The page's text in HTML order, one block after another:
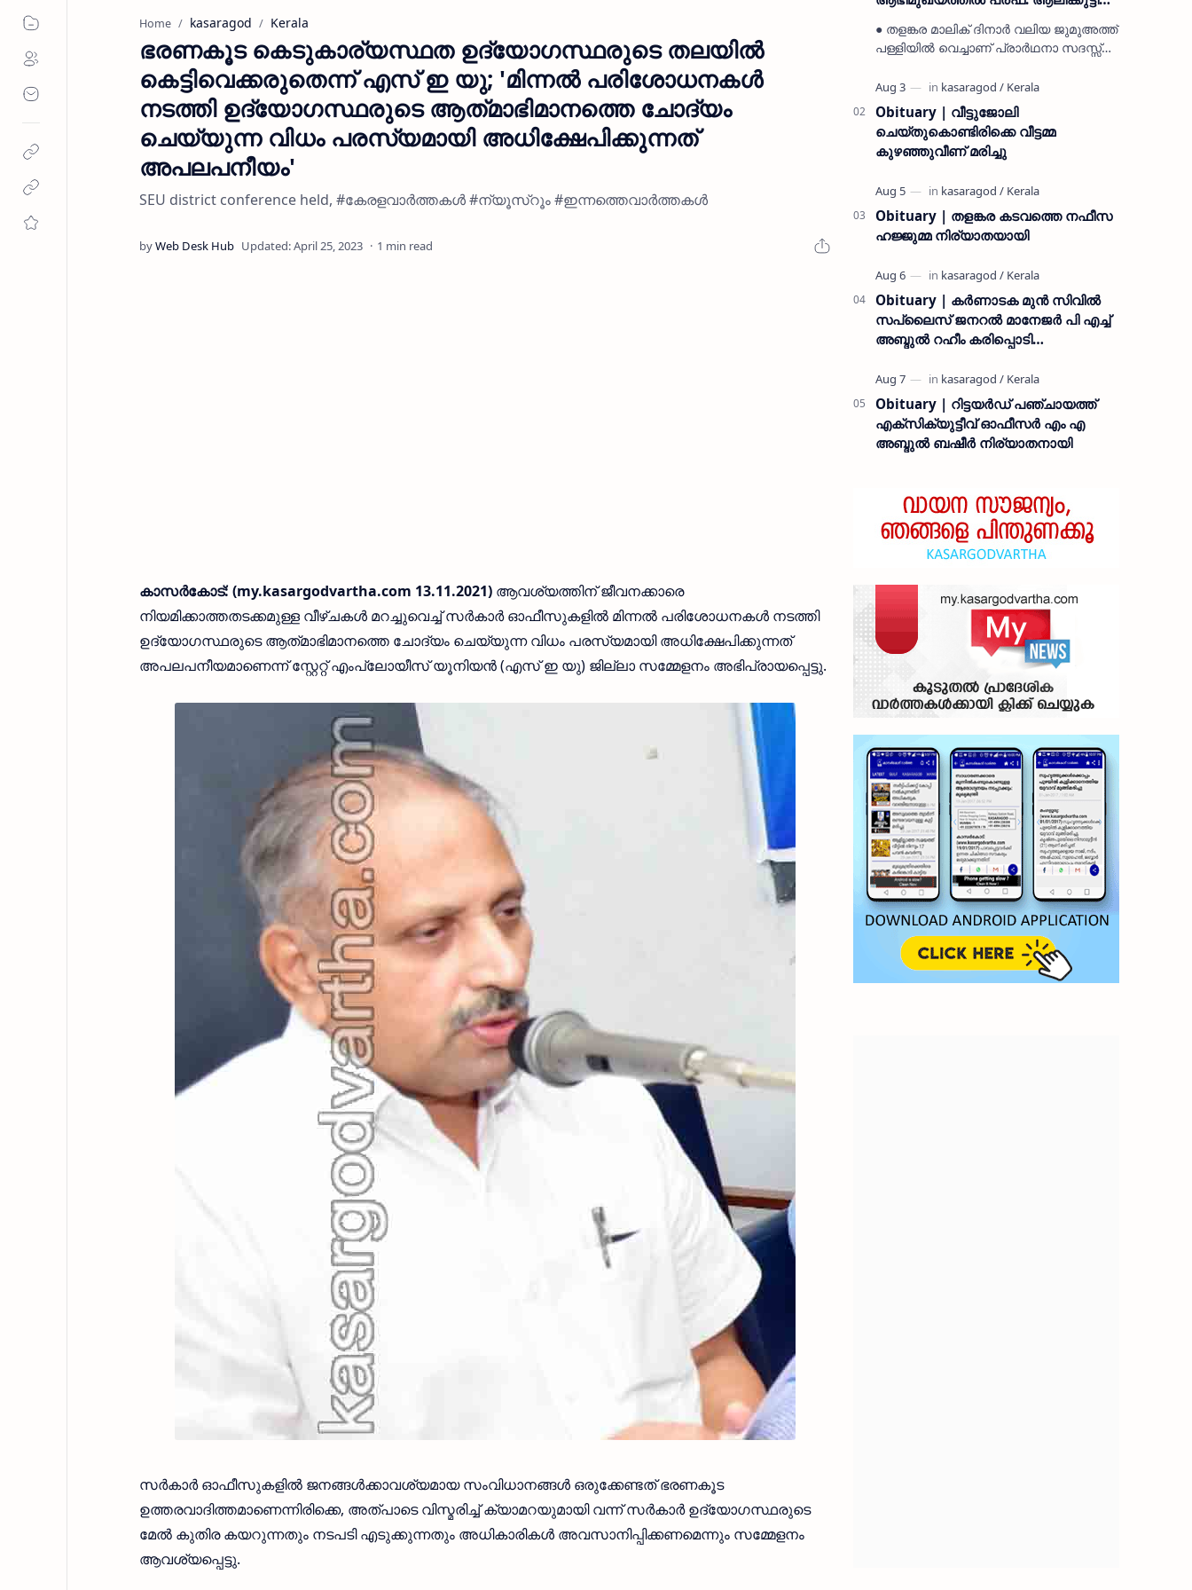
Home kasaragod Kerala
ഭരണകൂട കെടുകാര്യസ്ഥത ഉദ്യോഗസ്ഥരുടെ തലയിൽ
കെട്ടിവെക്കരുതെന്ന് എസ് ഇ യു; 'മിന്നൽ പരിശോധനകൾ
നടത്തി ഉദ്യോഗസ്ഥരുടെ ആത്‌മാഭിമാനത്തെ ചോദ്യം
ചെയ്യുന്ന വിധം പരസ്യമായി അധിക്ഷേപിക്കുന്നത്
അപലപനീയം'
SEU district conference held, #കേരളവാർത്തകൾ #ന്യൂസ്റൂം #ഇന്നത്തെവാർത്തകൾ
1 min read
കാസർകോട്: (my.kasargodvartha.com 13.11.2021) ആവശ്യത്തിന് ജീവനക്കാരെ
നിയമിക്കാത്തതടക്കമുള്ള വീഴ്ചകൾ മറച്ചുവെച്ച് സർകാർ ഓഫീസുകളിൽ മിന്നൽ പരിശോധനകൾ നടത്തി
ഉദ്യോഗസ്ഥരുടെ ആത്‌മാഭിമാനത്തെ ചോദ്യം ചെയ്യുന്ന വിധം പരസ്യമായി അധിക്ഷേപിക്കുന്നത്
അപലപനീയമാണെന്ന് സ്റ്റേറ്റ് എംപ്ലോയീസ് യൂനിയൻ (എസ് ഇ യു) ജില്ലാ സമ്മേളനം അഭിപ്രായപ്പെട്ടു.
സർകാർ ഓഫീസുകളിൽ ജനങ്ങൾക്കാവശ്യമായ സംവിധാനങ്ങൾ ഒരുക്കേണ്ടത് ഭരണകൂട
ഉത്തരവാദിത്തമാണെന്നിരിക്കെ, അത്പാടെ വിസ്മരിച്ച് ക്യാമറയുമായി വന്ന് സർകാർ ഉദ്യോഗസ്ഥരുടെ
മേൽ കുതിര കയറുന്നതും നടപടി എടുക്കുന്നതും അധികാരികൾ അവസാനിപ്പിക്കണമെന്നും സമ്മേളനം
ആവശ്യപ്പെട്ടു.
മുസ്ലിയാർ അനുസ്മരണം നടത്തി
● തളങ്കര മാലിക് ദിനാർ വലിയ ജുമുഅത്ത്
പള്ളിയിൽ വെച്ചാണ് പ്രാർഥനാ സദസ്സ്
ഉമർ മുസ്ലിയാർ പരിപാടിക്ക് നേതൃത്വം
നൽകി കാസ…
Obituary | വീട്ടുജോലി
ചെയ്തുകൊണ്ടിരിക്കെ വീട്ടമ്മ
കുഴഞ്ഞുവീണ് മരിച്ചു
Obituary | തളങ്കര കടവത്തെ നഫീസ
ഹജ്ജുമ്മ നിര്യാതയായി
Obituary | കർണാടക മുൻ സിവില്‍
സപ്ലൈസ് ജനറൽ മാനേജർ പി എച്ച്
അബ്ദുൽ റഹീം കരിപ്പൊടി
Obituary | റിട്ടയർഡ് പഞ്ചായത്ത്
എക്സിക്യുട്ടീവ് ഓഫീസർ എം എ
അബ്ദുൽ ബഷീർ നിര്യാതനായി